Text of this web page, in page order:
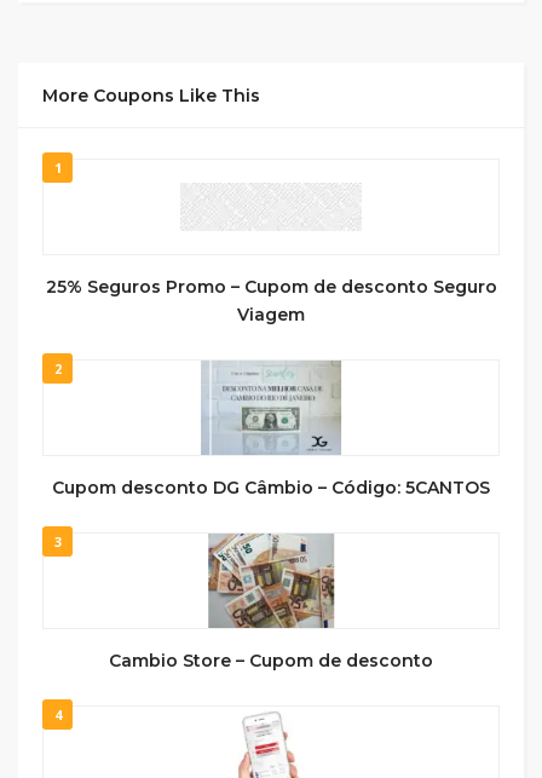
More Coupons Like This
1
25% Seguros Promo – Cupom de desconto Seguro
Viagem
2
Cupom desconto DG Câmbio – Código: 5CANTOS
3
Cambio Store – Cupom de desconto
4